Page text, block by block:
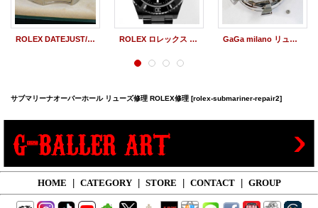
ROLEX DATEJUST/デイトジャスト バックル修理・歪み修理 ROLEX ロレックス サブマリーナ ノンデイト 124060 DLCコーティング 加工 再コーティング GaGa milano リューズ修理 歯車修理 マニュアーレ48
サブマリーナオーバーホール リューズ修理 ROLEX修理 [rolex-submariner-repair2]
HOME | CATEGORY | STORE | CONTACT | GROUP